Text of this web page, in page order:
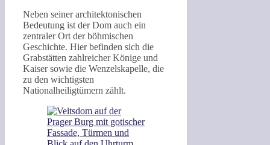
Neben seiner architektonischen
Bedeutung ist der Dom auch ein
zentraler Ort der böhmischen
Geschichte. Hier befinden sich die
Grabstätten zahlreicher Könige und
Kaiser sowie die Wenzelskapelle, die
zu den wichtigsten
Nationalheiligtümern zählt.